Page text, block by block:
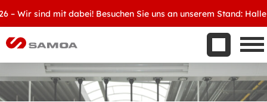
Wir sind mit dabei! Besuchen Sie uns an unserem Stand: Halle
Aktuelles
Kontakt